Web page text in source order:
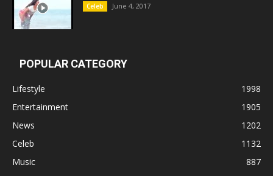
Celeb June 4, 2017
POPULAR CATEGORY
Lifestyle
1998
Entertainment
1905
News
1202
Celeb
1132
Music
887